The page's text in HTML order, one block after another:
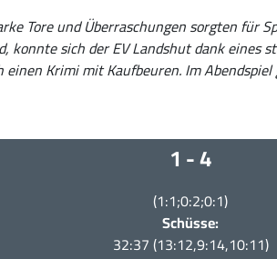
Tore und Überraschungen sorgten für
konnte sich der EV Landshut dank eines
Krimi mit Kaufbeuren. Im
1 - 4
(1:1;0:2;0:1)
Schüsse:
32:37 (13:12,9:14,10:11)